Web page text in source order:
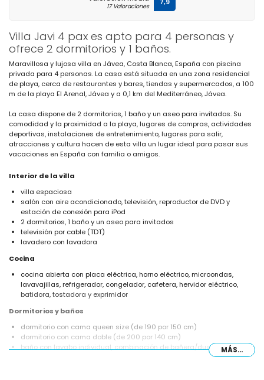
Villa Javi 4 pax es apto para 4 personas y
ofrece 2 dormitorios y 1 baños.
Maravillosa y lujosa villa en Jávea, Costa Blanca, España con piscina
privada para 4 personas. La casa está situada en una zona residencial
de playa, cerca de restaurantes y bares, tiendas y supermercados, a 100
m de la playa El Arenal, Jávea y a 0,1 km del Mediterráneo, Jávea.
La casa dispone de 2 dormitorios, 1 baño y un aseo para invitados. Su
comodidad y la proximidad a la playa, lugares de compras, actividades
deportivas, instalaciones de entretenimiento, lugares para salir,
atracciones y cultura hacen de esta villa un lugar ideal para pasar sus
vacaciones en España con familia o amigos.
Interior de la villa
villa espaciosa
salón con aire acondicionado, televisión, reproductor de DVD y
estación de conexión para iPod
2 dormitorios, 1 baño y un aseo para invitados
televisión por cable (TDT)
lavadero con lavadora
Cocina
cocina abierta con placa eléctrica, horno eléctrico, microondas,
lavavajillas, refrigerador, congelador, cafetera, hervidor eléctrico,
batidora, tostadora y exprimidor
Dormitorios y baños
dormitorio con cama queen size (de 190 por 150 cm)
dormitorio con cama doble (de 200 por 140 cm)
baño con lavabo individual, combinación de bañera/ducha y inodoro
MÁS...
17 Valoraciones